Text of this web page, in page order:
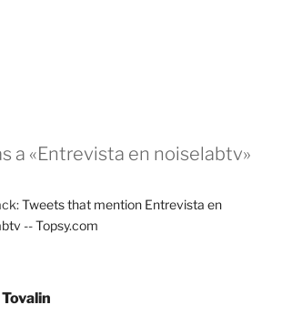
a «Entrevista en noiselabtv»
Tweets that mention Entrevista en
-- Topsy.com